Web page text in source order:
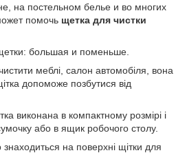
на постельном белье и во многих
помочь щетка для чистки
большая и поменьше.
меблі, салон автомобіля, вона
допоможе позбутися від
виконана в компактному розмірі і
або в ящик робочого столу.
на поверхні щітки для